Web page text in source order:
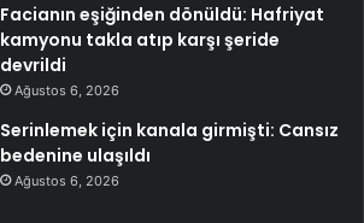
Facianın eşiğinden dönüldü: Hafriyat
kamyonu takla atıp karşı şeride
devrildi
Ağustos 6, 2026
Serinlemek için kanala girmişti: Cansız
bedenine ulaşıldı
Ağustos 6, 2026